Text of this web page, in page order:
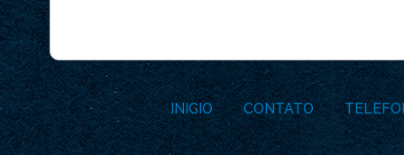
INICIO CONTATO